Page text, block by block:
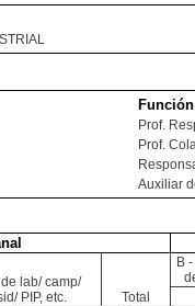
Función
Prof.
Prof.
Auxiliar
de lab/ camp/
PIP, etc.
Total
B